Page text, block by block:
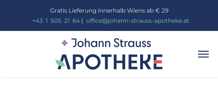
Gratis Lieferung innerhalb Wiens ab € 29
+43 1 505_ 21 64| office@johann-strauss-apotheke.at